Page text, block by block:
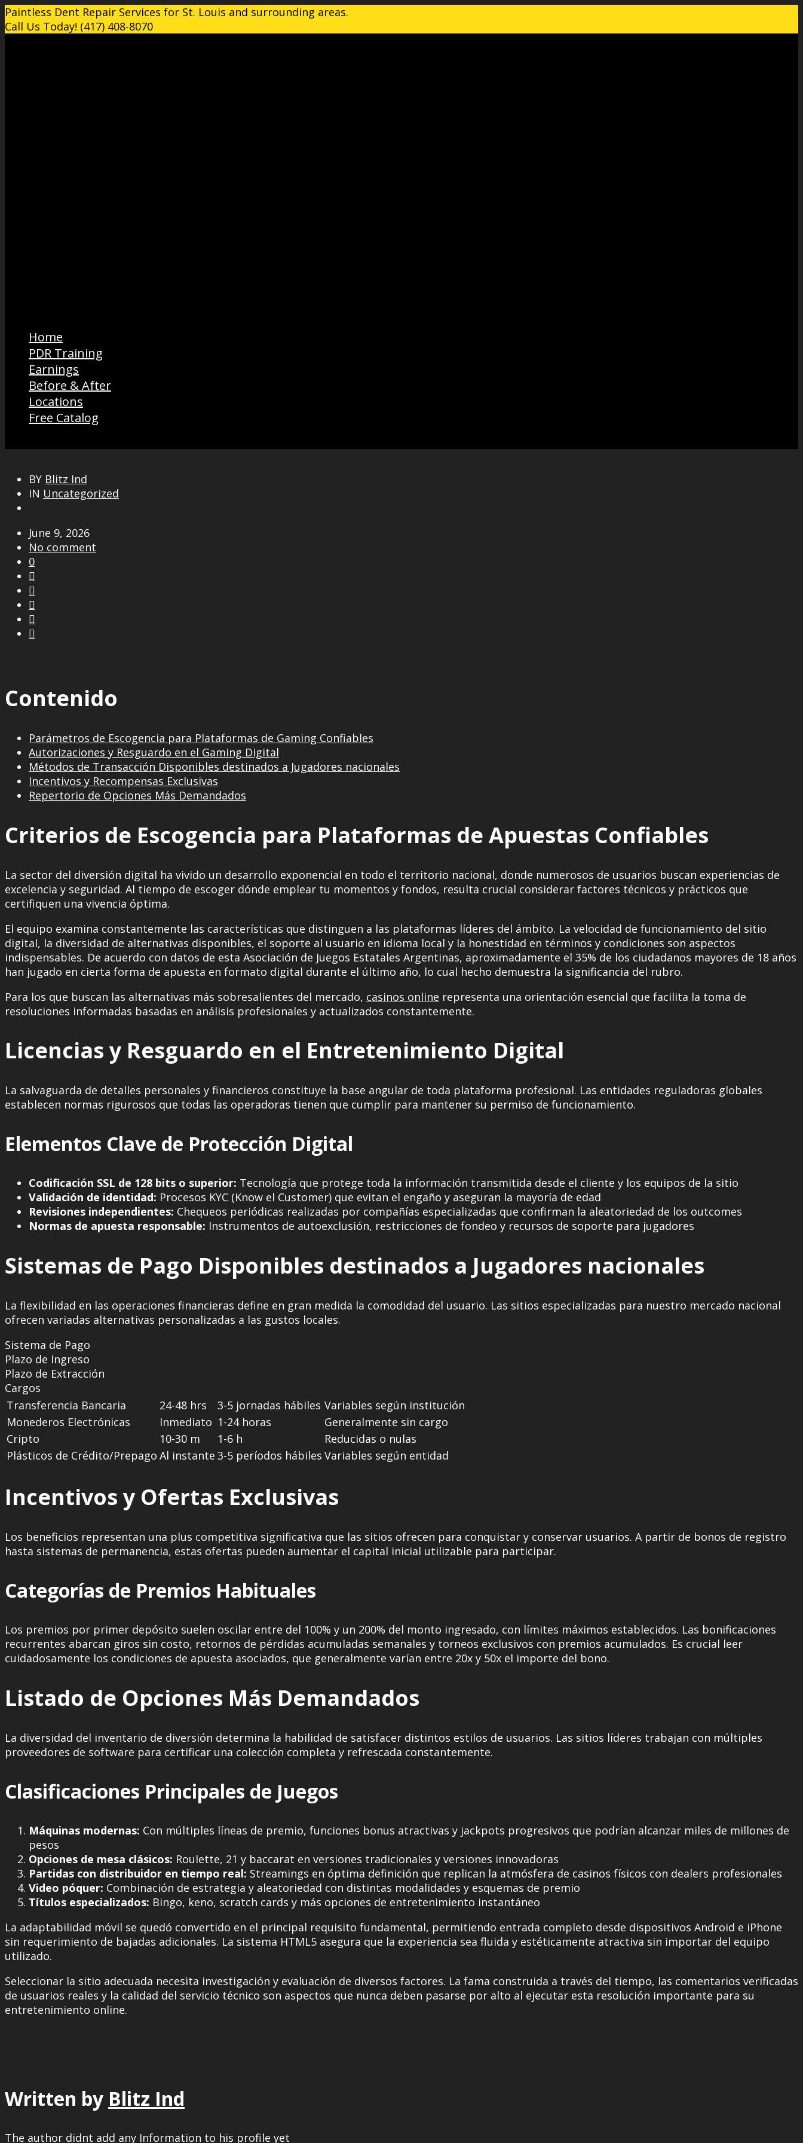
Paintless Dent Repair Services for St. Louis and surrounding areas.
Call Us Today! (417) 408-8070
Home
PDR Training
Earnings
Before & After
Locations
Free Catalog
BY Blitz Ind
IN Uncategorized
June 9, 2026
No comment
0





Contenido
Parámetros de Escogencia para Plataformas de Gaming Confiables
Autorizaciones y Resguardo en el Gaming Digital
Métodos de Transacción Disponibles destinados a Jugadores nacionales
Incentivos y Recompensas Exclusivas
Repertorio de Opciones Más Demandados
Criterios de Escogencia para Plataformas de Apuestas Confiables
La sector del diversión digital ha vivido un desarrollo exponencial en todo el territorio nacional, donde numerosos de usuarios buscan experiencias de
excelencia y seguridad. Al tiempo de escoger dónde emplear tu momentos y fondos, resulta crucial considerar factores técnicos y prácticos que
certifiquen una vivencia óptima.
El equipo examina constantemente las características que distinguen a las plataformas líderes del ámbito. La velocidad de funcionamiento del sitio
digital, la diversidad de alternativas disponibles, el soporte al usuario en idioma local y la honestidad en términos y condiciones son aspectos
indispensables. De acuerdo con datos de esta Asociación de Juegos Estatales Argentinas, aproximadamente el 35% de los ciudadanos mayores de 18 años
han jugado en cierta forma de apuesta en formato digital durante el último año, lo cual hecho demuestra la significancia del rubro.
Para los que buscan las alternativas más sobresalientes del mercado, casinos online representa una orientación esencial que facilita la toma de
resoluciones informadas basadas en análisis profesionales y actualizados constantemente.
Licencias y Resguardo en el Entretenimiento Digital
La salvaguarda de detalles personales y financieros constituye la base angular de toda plataforma profesional. Las entidades reguladoras globales
establecen normas rigurosos que todas las operadoras tienen que cumplir para mantener su permiso de funcionamiento.
Elementos Clave de Protección Digital
Codificación SSL de 128 bits o superior: Tecnología que protege toda la información transmitida desde el cliente y los equipos de la sitio
Validación de identidad: Procesos KYC (Know el Customer) que evitan el engaño y aseguran la mayoría de edad
Revisiones independientes: Chequeos periódicas realizadas por compañías especializadas que confirman la aleatoriedad de los outcomes
Normas de apuesta responsable: Instrumentos de autoexclusión, restricciones de fondeo y recursos de soporte para jugadores
Sistemas de Pago Disponibles destinados a Jugadores nacionales
La flexibilidad en las operaciones financieras define en gran medida la comodidad del usuario. Las sitios especializadas para nuestro mercado nacional
ofrecen variadas alternativas personalizadas a las gustos locales.
Sistema de Pago
Plazo de Ingreso
Plazo de Extracción
Cargos
Transferencia Bancaria
24-48 hrs 3-5 jornadas hábiles Variables según institución
Monederos Electrónicas
Inmediato 1-24 horas
Generalmente sin cargo
Cripto
10-30 m 1-6 h
Reducidas o nulas
Plásticos de Crédito/Prepago Al instante 3-5 períodos hábiles Variables según entidad
Incentivos y Ofertas Exclusivas
Los beneficios representan una plus competitiva significativa que las sitios ofrecen para conquistar y conservar usuarios. A partir de bonos de registro
hasta sistemas de permanencia, estas ofertas pueden aumentar el capital inicial utilizable para participar.
Categorías de Premios Habituales
Los premios por primer depósito suelen oscilar entre del 100% y un 200% del monto ingresado, con límites máximos establecidos. Las bonificaciones
recurrentes abarcan giros sin costo, retornos de pérdidas acumuladas semanales y torneos exclusivos con premios acumulados. Es crucial leer
cuidadosamente los condiciones de apuesta asociados, que generalmente varían entre 20x y 50x el importe del bono.
Listado de Opciones Más Demandados
La diversidad del inventario de diversión determina la habilidad de satisfacer distintos estilos de usuarios. Las sitios líderes trabajan con múltiples
proveedores de software para certificar una colección completa y refrescada constantemente.
Clasificaciones Principales de Juegos
Máquinas modernas: Con múltiples líneas de premio, funciones bonus atractivas y jackpots progresivos que podrían alcanzar miles de millones de
pesos
Opciones de mesa clásicos: Roulette, 21 y baccarat en versiones tradicionales y versiones innovadoras
Partidas con distribuidor en tiempo real: Streamings en óptima definición que replican la atmósfera de casinos físicos con dealers profesionales
Video póquer: Combinación de estrategia y aleatoriedad con distintas modalidades y esquemas de premio
Títulos especializados: Bingo, keno, scratch cards y más opciones de entretenimiento instantáneo
La adaptabilidad móvil se quedó convertido en el principal requisito fundamental, permitiendo entrada completo desde dispositivos Android e iPhone
sin requerimiento de bajadas adicionales. La sistema HTML5 asegura que la experiencia sea fluida y estéticamente atractiva sin importar del equipo
utilizado.
Seleccionar la sitio adecuada necesita investigación y evaluación de diversos factores. La fama construida a través del tiempo, las comentarios verificadas
de usuarios reales y la calidad del servicio técnico son aspectos que nunca deben pasarse por alto al ejecutar esta resolución importante para su
entretenimiento online.
Written by Blitz Ind
The author didnt add any Information to his profile yet